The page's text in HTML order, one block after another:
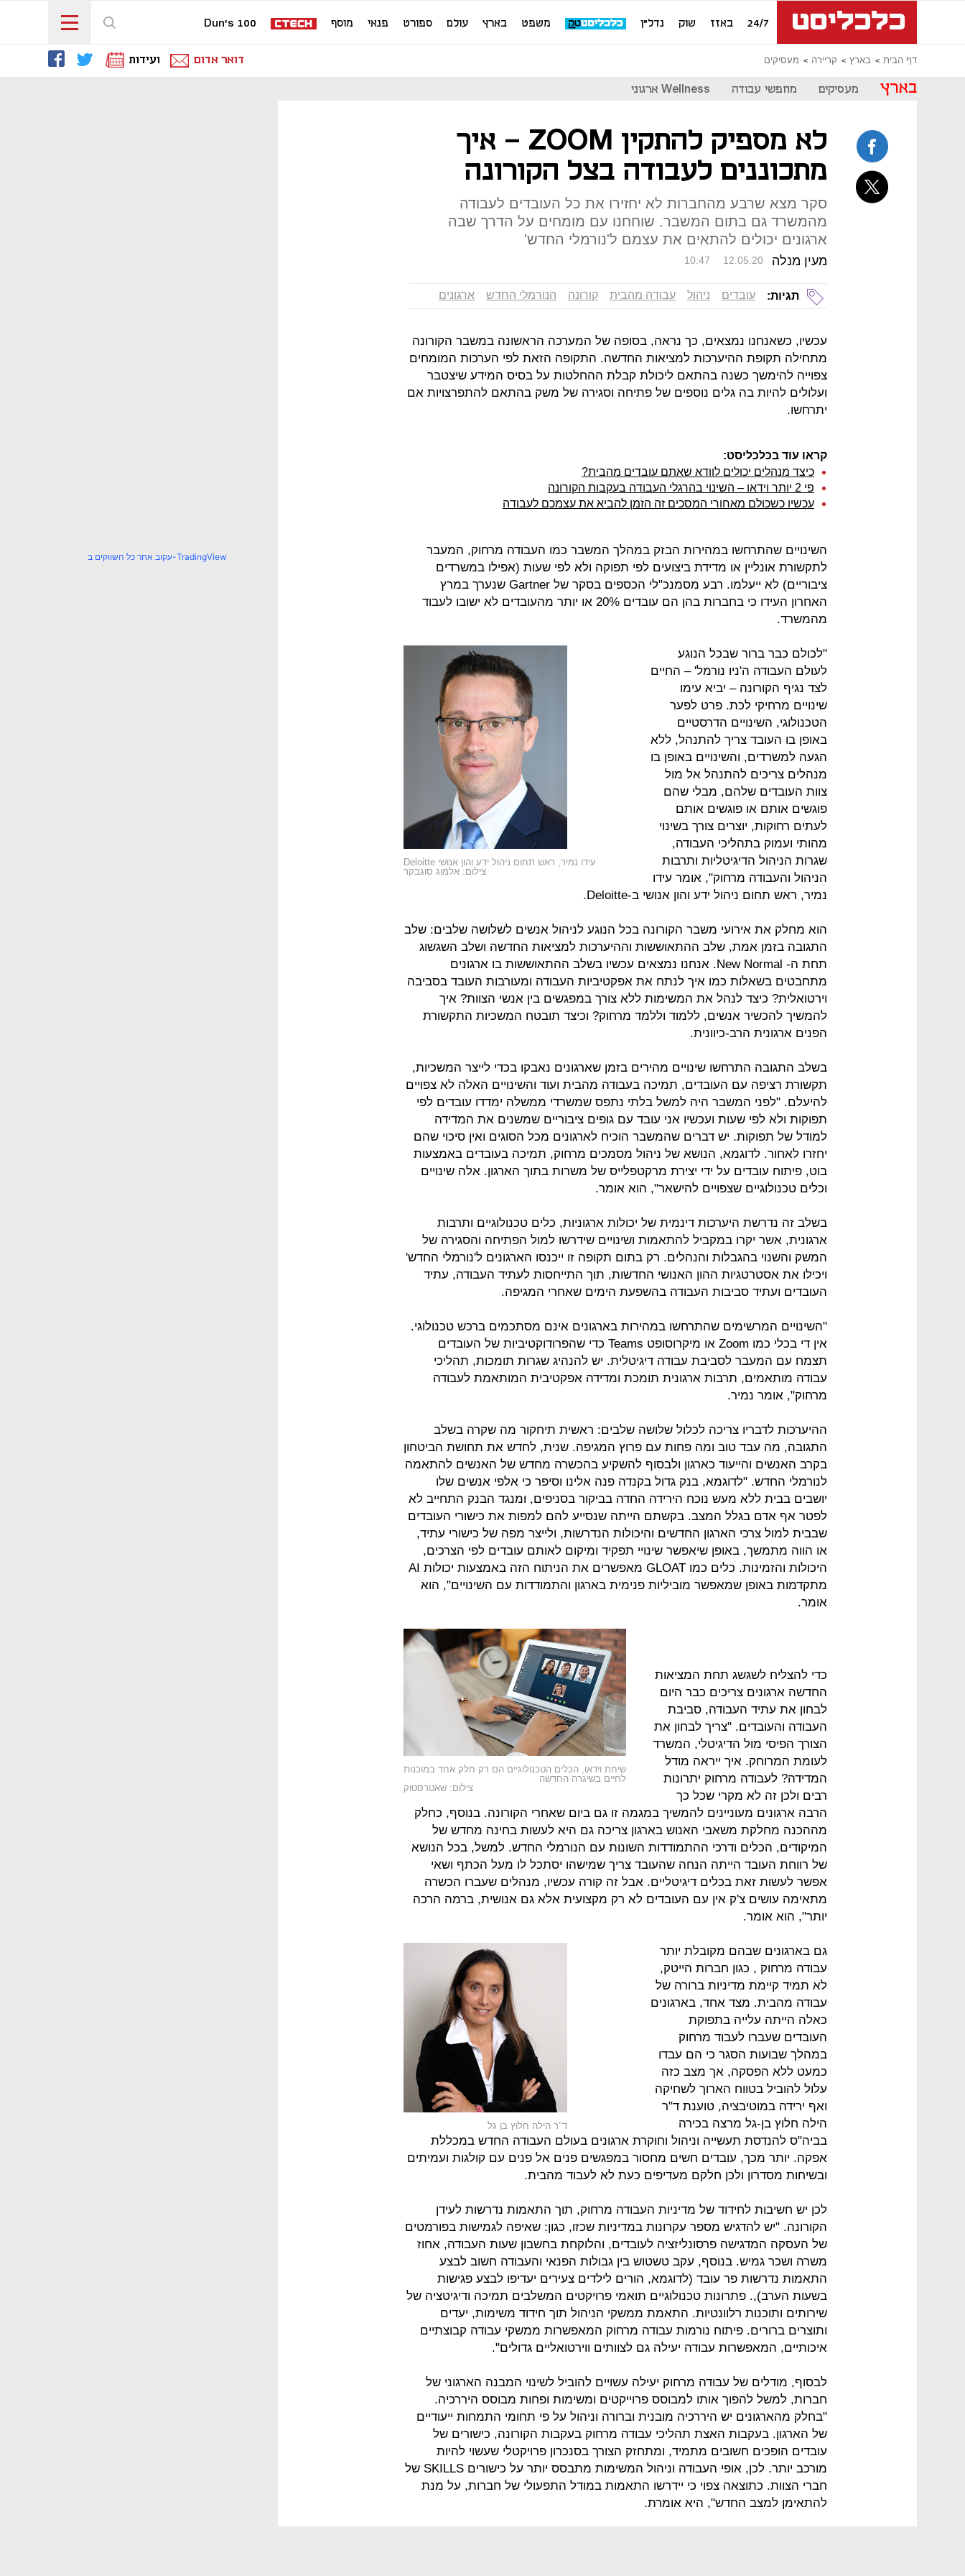
24/7 באזז שוק נדל"ן משפט בארץ עולם ספורט פנאי מוסף Dun's 100
דף הבית בארץ קריירה מעסיקים דואר אדום ועידות
בארץ מעסיקים מחפשי עבודה Wellness ארגוני
לא מספיק להתקין ZOOM - איך
מתכוננים לעבודה בצל הקורונה
סקר מצא שרבע מהחברות לא יחזירו את כל העובדים לעבודה
מהמשרד גם בתום המשבר. שוחחנו עם מומחים על הדרך שבה
ארגונים יכולים להתאים את עצמם ל'נורמלי החדש'
מעין מנלה 10:47 12.05.20
תגיות: עובדים ניהול עבודה מהבית קורונה הנורמלי החדש ארגונים
עכשיו, כשאנחנו נמצאים, כך נראה, בסופה של המערכה הראשונה במשבר הקורונה
מתחילה תקופת ההיערכות למציאות החדשה. התקופה הזאת לפי הערכות המומחים
צפוייה להימשך כשנה בהתאם ליכולת קבלת ההחלטות על בסיס המידע שיצטבר
ועלולים להיות בה גלים נוספים של פתיחה וסגירה של משק בהתאם להתפרצויות אם
יתרחשו.
קראו עוד בכלכליסט:
כיצד מנהלים יכולים לוודא שאתם עובדים מהבית?
פי 2 יותר וידאו – השינוי בהרגלי העבודה בעקבות הקורונה
עכשיו כשכולם מאחורי המסכים זה הזמן להביא את עצמכם לעבודה
השינויים שהתרחשו במהירות הבזק במהלך המשבר כמו העבודה מרחוק, המעבר
לתקשורת אונליין או מדידת ביצועים לפי תפוקה ולא לפי שעות (אפילו במשרדים
ציבוריים) לא ייעלמו. רבע מסמנכ"לי הכספים בסקר של Gartner שנערך במרץ
האחרון העידו כי בחברות בהן הם עובדים 20% או יותר מהעובדים לא ישובו לעבוד
מהמשרד.
עידו נמיר, ראש תחום ניהול ידע והון אנושי Deloitte
צילום: אלמוג סוגבקר
"לכולם כבר ברור שבכל הנוגע
לעולם העבודה ה'ניו נורמל' – החיים
לצד נגיף הקורונה – יביא עימו
שינויים מרחיקי לכת. פרט לפער
הטכנולוגי, השינויים הדרסטיים
באופן בו העובד צריך להתנהל, ללא
הגעה למשרדים, והשינויים באופן בו
מנהלים צריכים להתנהל אל מול
צוות העובדים שלהם, מבלי שהם
פוגשים אותם או פוגשים אותם
לעתים רחוקות, יוצרים צורך בשינוי
מהותי ועמוק בתהליכי העבודה,
שגרות הניהול הדיגיטליות ותרבות
הניהול והעבודה מרחוק", אומר עידו
נמיר, ראש תחום ניהול ידע והון אנושי ב-Deloitte.
הוא מחלק את אירועי משבר הקורונה בכל הנוגע לניהול אנשים לשלושה שלבים: שלב
התגובה בזמן אמת, שלב ההתאוששות וההיערכות למציאות החדשה ושלב השגשוג
תחת ה- New Normal. אנחנו נמצאים עכשיו בשלב ההתאוששות בו ארגונים
מתחבטים בשאלות כמו איך לנתח את אפקטיביות העבודה ומעורבות העובד בסביבה
וירטואלית? כיצד לנהל את המשימות ללא צורך במפגשים בין אנשי הצוות? איך
להמשיך להכשיר אנשים, ללמוד וללמד מרחוק? וכיצד תובטח המשכיות התקשורת
הפנים ארגונית הרב-כיוונית.
בשלב התגובה התרחשו שינויים מהירים בזמן שארגונים נאבקו בכדי לייצר המשכיות,
תקשורת רציפה עם העובדים, תמיכה בעבודה מהבית ועוד והשינויים האלה לא צפויים
להיעלם. "לפני המשבר היה למשל בלתי נתפס שמשרדי ממשלה ימדדו עובדים לפי
תפוקות ולא לפי שעות ועכשיו אני עובד עם גופים ציבוריים שמשנים את המדידה
למודל של תפוקות. יש דברים שהמשבר הוכיח לארגונים מכל הסוגים ואין סיכוי שהם
יחזרו לאחור. לדוגמא, הנושא של ניהול מסמכים מרחוק, תמיכה בעובדים באמצעות
בוט, פיתוח עובדים על ידי יצירת מרקטפלייס של משרות בתוך הארגון. אלה שינויים
וכלים טכנולוגיים שצפויים להישאר", הוא אומר.
בשלב זה נדרשת היערכות דינמית של יכולות ארגוניות, כלים טכנולוגיים ותרבות
ארגונית, אשר יקרו במקביל להתאמות ושינויים שידרשו למול הפתיחה והסגירה של
המשק והשנוי בהגבלות והנהלים. רק בתום תקופה זו ייכנסו הארגונים ל'נורמלי החדש'
ויכילו את אסטרטגיות ההון האנושי החדשות, תוך התייחסות לעתיד העבודה, עתיד
העובדים ועתיד סביבות העבודה בהשפעת הימים שאחרי המגיפה.
"השינויים המרשימים שהתרחשו במהירות בארגונים אינם מסתכמים ברכש טכנולוגי.
אין די בכלי כמו Zoom או מיקרוסופט Teams כדי שהפרודוקטיביות של העובדים
תצמח עם המעבר לסביבת עבודה דיגיטלית. יש להנהיג שגרות תומכות, תהליכי
עבודה מותאמים, תרבות ארגונית תומכת ומדידה אפקטיבית המותאמת לעבודה
מרחוק", אומר נמיר.
ההיערכות לדבריו צריכה לכלול שלושה שלבים: ראשית תיחקור מה שקרה בשלב
התגובה, מה עבד טוב ומה פחות עם פרוץ המגיפה. שנית, לחדש את תחושת הביטחון
בקרב האנשים והייעוד כארגון ולבסוף להשקיע בהכשרה מחדש של האנשים להתאמה
לנורמלי החדש. "לדוגמא, בנק גדול בקנדה פנה אלינו וסיפר כי אלפי אנשים שלו
יושבים בבית ללא מעש נוכח הירידה החדה בביקור בסניפים, ומנגד הבנק התחייב לא
לפטר אף אדם בגלל המצב. בקשתם הייתה שנסייע להם למפות את כישורי העובדים
שבבית למול צרכי הארגון החדשים והיכולות הנדרשות, ולייצר מפה של כישורי עתיד,
או הווה מתמשך, באופן שיאפשר שינויי תפקיד ומיקום לאותם עובדים לפי הצרכים,
היכולות והזמינות. כלים כמו GLOAT מאפשרים את הניתוח הזה באמצעות יכולות AI
מתקדמות באופן שמאפשר מוביליות פנימית בארגון והתמודדות עם השינויים", הוא
אומר.
שיחת וידאו, הכלים הטכנולוגיים הם רק חלק אחד במוכנות
לחיים בשיגרה החדשה
צילום: שאטרסטוק
כדי להצליח לשגשג תחת המציאות
החדשה ארגונים צריכים כבר היום
לבחון את עתיד העבודה, סביבת
העבודה והעובדים. "צריך לבחון את
הצורך הפיסי מול הדיגיטלי, המשרד
לעומת המרוחק. איך ייראה מודל
המדידה? לעבודה מרחוק יתרונות
רבים ולכן זה לא מקרי שכל כך
הרבה ארגונים מעוניינים להמשיך במגמה זו גם ביום שאחרי הקורונה. בנוסף, כחלק
מההכנה מחלקת משאבי האנוש בארגון צריכה גם היא לעשות בחינה מחדש של
המיקודים, הכלים ודרכי ההתמודדות השונות עם הנורמלי החדש. למשל, בכל הנושא
של רווחת העובד הייתה הנחה שהעובד צריך שמישהו יסתכל לו מעל הכתף ושאי
אפשר לעשות זאת בכלים דיגיטליים. אבל זה קורה עכשיו, מנהלים שעברו הכשרה
מתאימה עושים צ'ק אין עם העובדים לא רק מקצועית אלא גם אנושית, ברמה הרכה
יותר", הוא אומר.
ד"ר הילה חלוץ בן גל
גם בארגונים שבהם מקובלת יותר
עבודה מרחוק , כגון חברות הייטק,
לא תמיד קיימת מדיניות ברורה של
עבודה מהבית. מצד אחד, בארגונים
כאלה הייתה עלייה בתפוקת
העובדים שעברו לעבוד מרחוק
במהלך שבועות הסגר כי הם עבדו
כמעט ללא הפסקה, אך מצב כזה
עלול להוביל בטווח הארוך לשחיקה
ואף ירידה במוטיבציה, טוענת ד"ר
הילה חלוץ בן-גל מרצה בכירה
בביה"ס להנדסת תעשייה וניהול וחוקרת ארגונים בעולם העבודה החדש במכללת
אפקה. יותר מכך, עובדים חשים מחסור במפגשים פנים אל פנים עם קולגות ועמיתים
ובשיחות מסדרון ולכן חלקם מעדיפים כעת לא לעבוד מהבית.
לכן יש חשיבות לחידוד של מדיניות העבודה מרחוק, תוך התאמות נדרשות לעידן
הקורונה. "יש להדגיש מספר עקרונות במדיניות שכזו, כגון: שאיפה לגמישות בפורמטים
של העסקה המדגישה פרסונליזציה לעובדים, והלוקחת בחשבון שעות העבודה, אחוז
משרה ושכר גמיש. בנוסף, עקב טשטוש בין גבולות הפנאי והעבודה חשוב לבצע
התאמות נדרשות פר עובד (לדוגמא, הורים לילדים צעירים יעדיפו לבצע פגישות
בשעות הערב),. פתרונות טכנולוגיים תואמי פרויקטים המשלבים תמיכה ודיגיטציה של
שירותים ותוכנות רלוונטיות. התאמת ממשקי הניהול תוך חידוד משימות, יעדים
ותוצרים ברורים. פיתוח נורמות עבודה מרחוק המאפשרות ממשקי עבודה קבוצתיים
איכותיים, המאפשרות עבודה יעילה גם לצוותים ווירטואליים גדולים".
לבסוף, מודלים של עבודה מרחוק יעילה עשויים להוביל לשינוי המבנה הארגוני של
חברות, למשל להפוך אותו למבוסס פרוייקטים ומשימות ופחות מבוסס היררכיה.
"בחלק מהארגונים יש היררכיה מובנית וברורה וניהול על פי תחומי התמחות ייעודיים
של הארגון. בעקבות האצת תהליכי עבודה מרחוק בעקבות הקורונה, כישורים של
עובדים הופכים חשובים מתמיד, ומתחזק הצורך בסנכרון פרויקטלי שעשוי להיות
מורכב יותר. לכן, אופי העבודה וניהול המשימות מתבסס יותר על כישורים SKILLS של
חברי הצוות. כתוצאה צפוי כי יידרשו התאמות במודל התפעולי של חברות, על מנת
להתאימן למצב החדש", היא אומרת.
עקוב אחר כל השווקים ב-TradingView